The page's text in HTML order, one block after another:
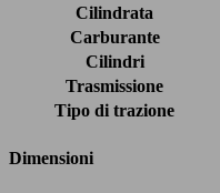
Cilindrata
Carburante
Cilindri
Trasmissione
Tipo di trazione
Dimensioni